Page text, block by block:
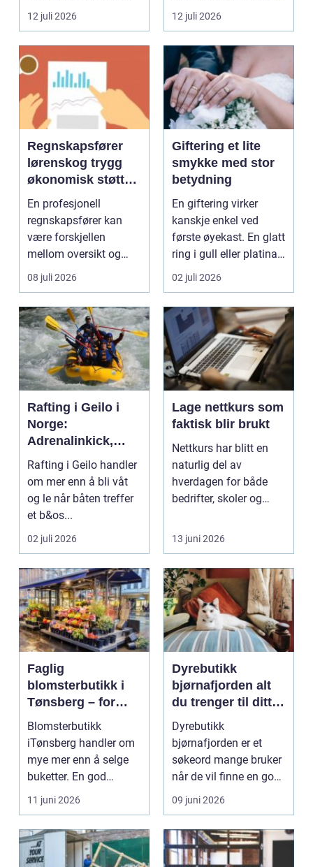
pumper, kompre...
12 juli 2026
en langsiktig s...
12 juli 2026
Regnskapsfører
lørenskog trygg
økonomisk støtte i
hverdagen
En profesjonell
regnskapsfører kan
være forskjellen
mellom oversikt og
kaos i bedriftens
økonomi. Fo...
08 juli 2026
Giftering et lite
smykke med stor
betydning
En giftering virker
kanskje enkel ved
første øyekast. En glatt
ring i gull eller platina,
som sjelde...
02 juli 2026
Rafting i Geilo i
Norge:
Adrenalinkick,
naturopplevelser
og fellesskap
Rafting i Geilo handler
om mer enn å bli våt
og le når båten treffer
et b&os...
02 juli 2026
Lage nettkurs som
faktisk blir brukt
Nettkurs har blitt en
naturlig del av
hverdagen for både
bedrifter, skoler og
...
13 juni 2026
Faglig
blomsterbutikk i
Tønsberg – for
hverdag og høytid
Blomsterbutikk
iTønsberg handler om
mye mer enn å selge
buketter. En god
forhandler ska...
11 juni 2026
Dyrebutikk
bjørnafjorden alt
du trenger til ditt
kjæledyr
Dyrebutikk
bjørnafjorden er et
søkeord mange bruker
når de vil finne en god
butikk for kjæledyr i
om...
09 juni 2026